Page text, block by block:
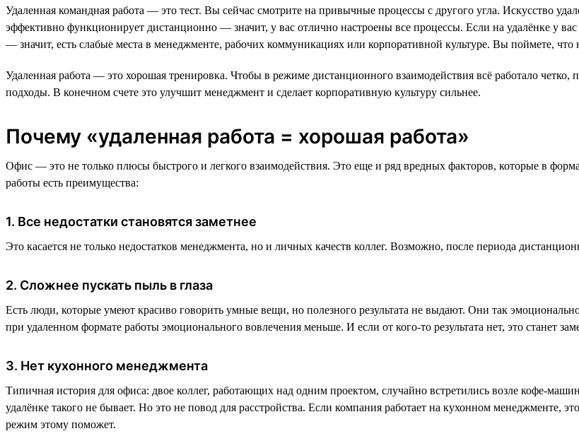
Удаленная командная работа — это тест. Вы сейчас смотрите на привычные процессы с другого угла. Искусство
эффективно функционирует дистанционно — значит, у вас отлично настроены все процессы. Если на удалёнке у
— значит, есть слабые места в менеджменте, рабочих коммуникациях или корпоративной культуре. Вы поймете, что
Удаленная работа — это хорошая тренировка. Чтобы в режиме дистанционного взаимодействия всё работало четко,
подходы. В конечном счете это улучшит менеджмент и сделает корпоративную культуру сильнее.
Почему «удаленная работа = хорошая работа»
Офис — это не только плюсы быстрого и легкого взаимодействия. Это еще и ряд вредных факторов, которые в
работы есть преимущества:
1. Все недостатки становятся заметнее
Это касается не только недостатков менеджмента, но и личных качеств коллег. Возможно, после периода
2. Сложнее пускать пыль в глаза
Есть люди, которые умеют красиво говорить умные вещи, но полезного результата не выдают. Они так
при удаленном формате работы эмоционального вовлечения меньше. И если от кого-то результата нет, это станет
3. Нет кухонного менеджмента
Типичная история для офиса: двое коллег, работающих над одним проектом, случайно встретились возле кофе-
удалёнке такого не бывает. Но это не повод для расстройства. Если компания работает на кухонном менеджменте,
режим этому поможет.